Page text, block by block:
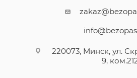
220073, Минск, ул.
9,